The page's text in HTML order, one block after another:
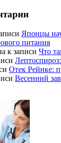
Японцы
питания
к записи Что
Отек Рейнке:
Весенний